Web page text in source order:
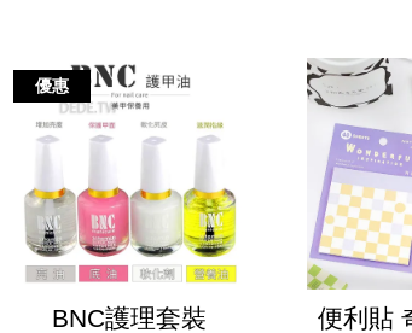
優惠
BNC護理套裝
便利貼